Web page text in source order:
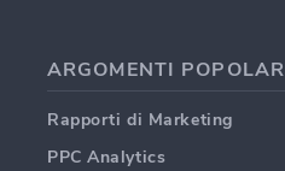
Rapporti di Marketing
PPC Analytics